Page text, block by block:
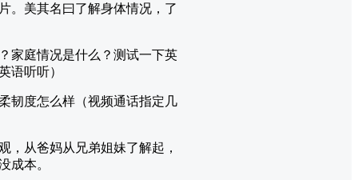
。美其名曰了解身体情况，了
家庭情况是什么？测试一下英
语听听）
韧度怎么样（视频通话指定几
，从爸妈从兄弟姐妹了解起，
成本。